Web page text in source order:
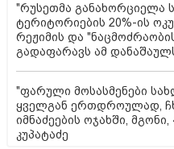
"რუსეთმა განახორციელა
ტერიტორიების 20%-ის
რეჟიმის და
გადაფარავს ამ
"ფარული მოსასმენები
ყველგან ერთდროულად,
იმნაძეების ოჯახში, მგონი,
კუპატაძე